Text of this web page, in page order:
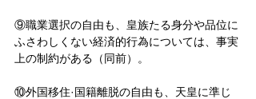
⑨職業選択の自由も、皇族たる身分や品位に
ふさわしくない経済的行為については、事実
上の制約がある（同前）。
⑩外国移住·国籍離脱の自由も、天皇に準じ